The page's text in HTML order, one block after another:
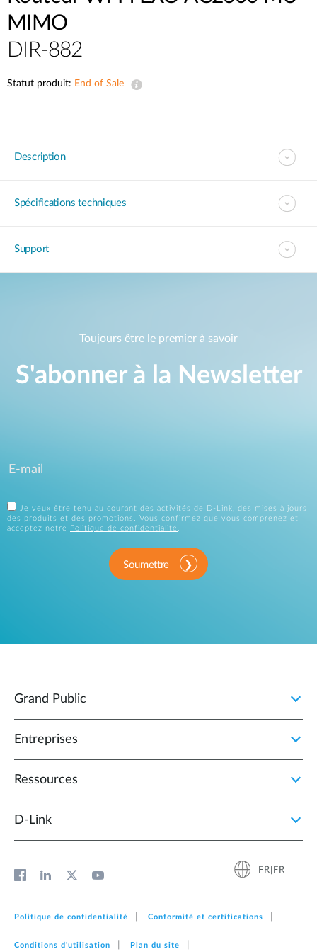
MIMO
DIR-882
Statut produit: End of Sale
Description
Spécifications techniques
Support
Toujours être le premier à savoir
S'abonner à la Newsletter
Je veux être tenu au courant des activités de D-Link, des mises à jours
des produits et des promotions. Vous confirmez que vous comprenez et
acceptez notre
Politique de confidentialité.
Soumettre
Grand Public
Entreprises
Ressources
D‑Link
FR|FR
Politique de confidentialité Conformité et certifications
Conditions d'utilisation Plan du site